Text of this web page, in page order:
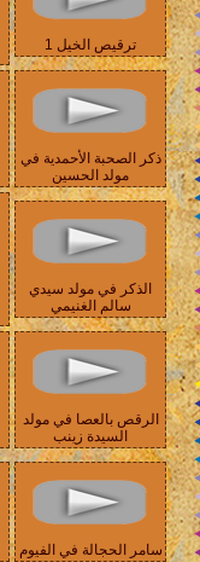
ترقيص الخيل 1
ذكر الصحبة الأحمدية في
مولد الحسين
الذكر في مولد سيدي
سالم الغنيمي
الرقص بالعصا في مولد
السيدة زينب
سامر الحجالة في الفيوم